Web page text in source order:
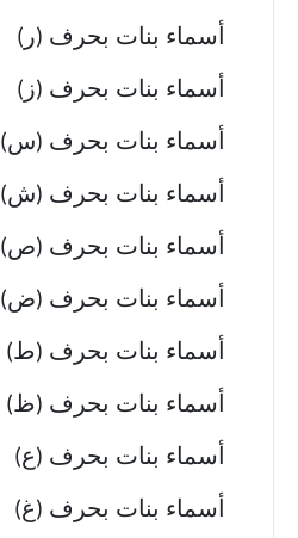
أسماء بنات بحرف (ر)
أسماء بنات بحرف (ز)
أسماء بنات بحرف (س)
أسماء بنات بحرف (ش)
أسماء بنات بحرف (ص)
أسماء بنات بحرف (ض)
أسماء بنات بحرف (ط)
أسماء بنات بحرف (ظ)
أسماء بنات بحرف (ع)
أسماء بنات بحرف (غ)